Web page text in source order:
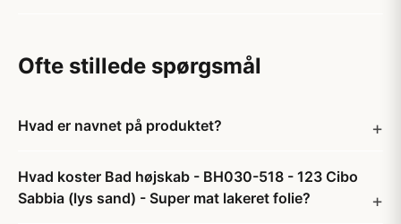
Ofte stillede spørgsmål
Hvad er navnet på produktet?
Hvad koster Bad højskab - BH030-518 - 123 Cibo
Sabbia (lys sand) - Super mat lakeret folie?